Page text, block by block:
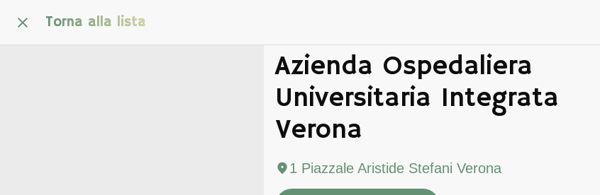
Torna alla lista
Azienda Ospedaliera
Universitaria Integrata
Verona
1 Piazzale Aristide Stefani Verona